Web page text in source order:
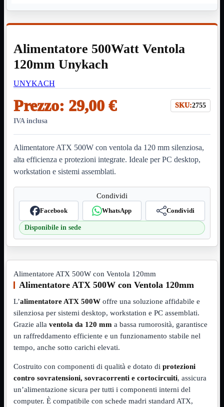
KVM

USB Type-C
USB2
Alimentazione
Mostra tutti i prodotti
220Volt
VGA
USB2Mostra tutti i prodotti
A/A Maschio
Mini
OTG
Prolunga
Stampante
VGAMostra tutti i prodotti
Maschio-Femmina
Sdoppiatore
Splitter
VGA to HDMI
Dati
Mostra tutti i prodotti
E-Sata
Sas
Sata
EPS
USB3Mostra tutti i prodotti
Dati
Micro
Prolunga
Alimentatore 500Watt Ventola
120mm Unykach
UNYKACH
Prezzo: 29,00 €
IVA inclusa
SKU:2755
Alimentatore ATX 500W con ventola da 120 mm silenziosa,
alta efficienza e protezioni integrate. Ideale per PC desktop,
workstation e sistemi assemblati.
Condividi
Facebook WhatsApp Condividi
Disponibile in sede
Alimentatore ATX 500W con Ventola 120mm
Alimentatore ATX 500W con Ventola 120mm
L’alimentatore ATX 500W offre una soluzione affidabile e
silenziosa per sistemi desktop, workstation e PC assemblati.
Grazie alla ventola da 120 mm a bassa rumorosità, garantisce
un raffreddamento efficiente e un funzionamento stabile nel
tempo, anche sotto carichi elevati.
Costruito con componenti di qualità e dotato di protezioni
contro sovratensioni, sovracorrenti e cortocircuiti, assicura
un’alimentazione sicura per tutti i componenti interni del
computer. È compatibile con schede madri standard ATX,